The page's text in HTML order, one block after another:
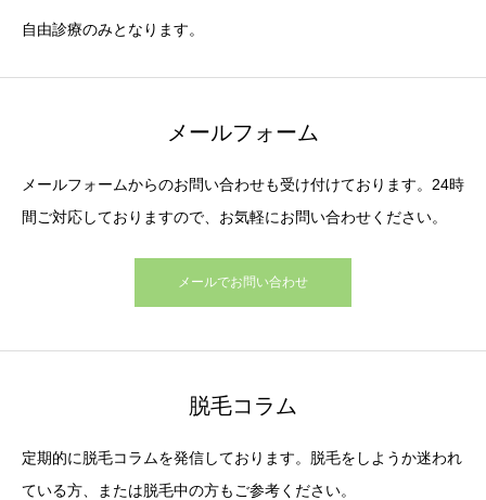
自由診療のみとなります。
メールフォーム
メールフォームからのお問い合わせも受け付けております。24時
間ご対応しておりますので、お気軽にお問い合わせください。
メールでお問い合わせ
脱毛コラム
定期的に脱毛コラムを発信しております。脱毛をしようか迷われ
ている方、または脱毛中の方もご参考ください。